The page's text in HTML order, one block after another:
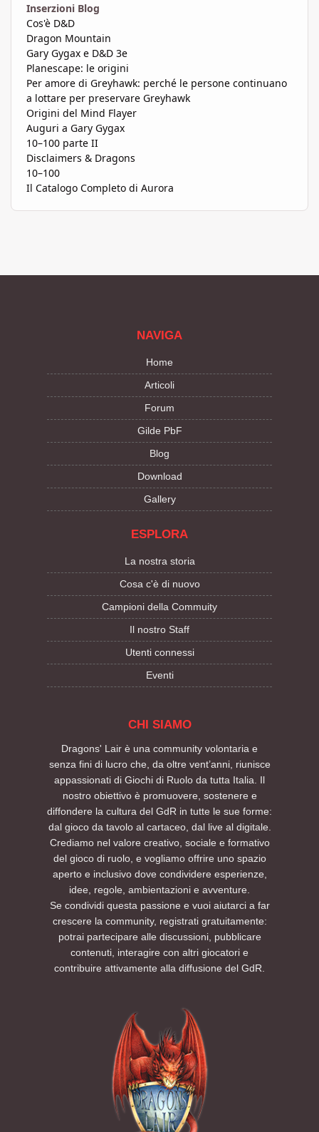
Inserzioni Blog
Cos'è D&D
Dragon Mountain
Gary Gygax e D&D 3e
Planescape: le origini
Per amore di Greyhawk: perché le persone continuano
a lottare per preservare Greyhawk
Origini del Mind Flayer
Auguri a Gary Gygax
10–100 parte II
Disclaimers & Dragons
10–100
Il Catalogo Completo di Aurora
NAVIGA
Home
Articoli
Forum
Gilde PbF
Blog
Download
Gallery
ESPLORA
La nostra storia
Cosa c'è di nuovo
Campioni della Commuity
Il nostro Staff
Utenti connessi
Eventi
CHI SIAMO
Dragons' Lair è una community volontaria e
senza fini di lucro che, da oltre vent’anni, riunisce
appassionati di Giochi di Ruolo da tutta Italia. Il
nostro obiettivo è promuovere, sostenere e
diffondere la cultura del GdR in tutte le sue forme:
dal gioco da tavolo al cartaceo, dal live al digitale.
Crediamo nel valore creativo, sociale e formativo
del gioco di ruolo, e vogliamo offrire uno spazio
aperto e inclusivo dove condividere esperienze,
idee, regole, ambientazioni e avventure.
Se condividi questa passione e vuoi aiutarci a far
crescere la community, registrati gratuitamente:
potrai partecipare alle discussioni, pubblicare
contenuti, interagire con altri giocatori e
contribuire attivamente alla diffusione del GdR.